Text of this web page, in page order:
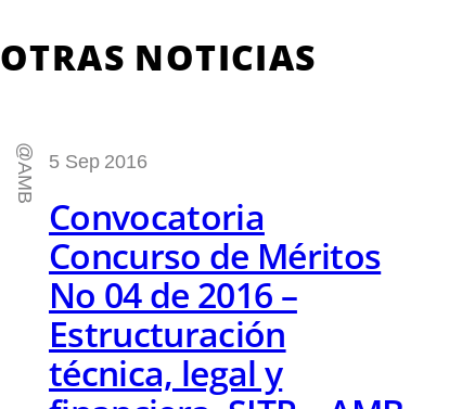
OTRAS NOTICIAS
@AMB 5 Sep 2016
Convocatoria
Concurso de Méritos
No 04 de 2016 –
Estructuración
técnica, legal y